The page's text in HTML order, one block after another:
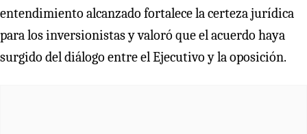
entendimiento alcanzado fortalece la certeza jurídica
para los inversionistas y valoró que el acuerdo haya
surgido del diálogo entre el Ejecutivo y la oposición.